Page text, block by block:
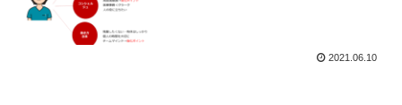
2021.06.10